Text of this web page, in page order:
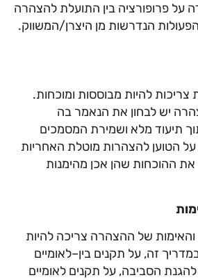
פרופורציה בין התועלת להצהרה
הנדרשות מן היצרן/המשווק.
להיות מבוססות ומוכחות.
יש לבחון את הנאמר בה
תיעוד מלא ושמירת המסמכים
על הטוען להצהרות מוטלת האחריות
את ההוכחות שהן אכן מהימנות
והאימות של ההצהרה צריכה להיות
זה, על תקנים בין–לאומיים
הסביבה, על תקנים לאומיים